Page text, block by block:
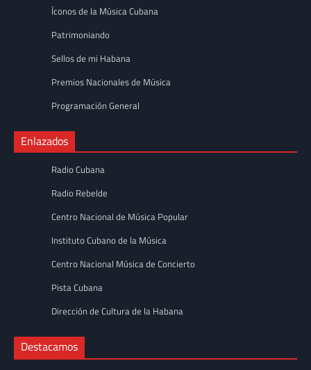
Íconos de la Música Cubana
Patrimoniando
Sellos de mi Habana
Premios Nacionales de Música
Programación General
Enlazados
Radio Cubana
Radio Rebelde
Centro Nacional de Música Popular
Instituto Cubano de la Música
Centro Nacional Música de Concierto
Pista Cubana
Dirección de Cultura de la Habana
Destacamos